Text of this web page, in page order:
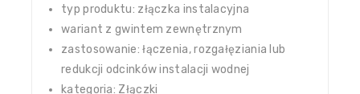
typ produktu: złączka instalacyjna
wariant z gwintem zewnętrznym
zastosowanie: łączenia, rozgałęziania lub
redukcji odcinków instalacji wodnej
kategoria: Złączki